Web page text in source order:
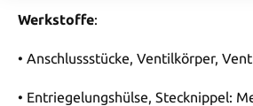
Werkstoffe:
• Anschlussstücke, Ventilkörper,
• Entriegelungshülse, Stecknippel: